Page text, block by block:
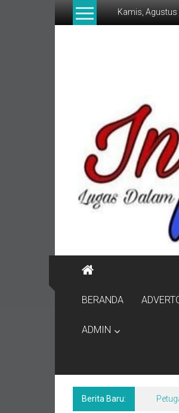
Lompat
Kamis, Agustus
Menyikap
Berita,Terpercaya
Tegas
BERANDA
ADMIN
Berita Baru: